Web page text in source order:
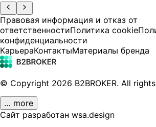
Правовая информация и отказ от
ответственностиПолитика cookie
конфиденциальности
КарьераКонтактыМатериалы бренда
© Copyright 2026 B2BROKER. All
… more
Сайт разработан wsa.design